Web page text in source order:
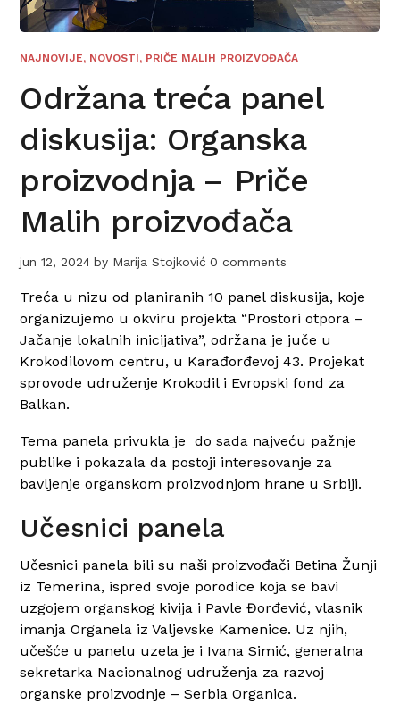
NAJNOVIJE, NOVOSTI, PRIČE MALIH PROIZVOĐAČA
Održana treća panel
diskusija: Organska
proizvodnja – Priče
Malih proizvođača
jun 12, 2024 by Marija Stojković 0 comments
Treća u nizu od planiranih 10 panel diskusija, koje
organizujemo u okviru projekta “Prostori otpora –
Jačanje lokalnih inicijativa”, održana je juče u
Krokodilovom centru, u Karađorđevoj 43. Projekat
sprovode udruženje Krokodil i Evropski fond za
Balkan.
Tema panela privukla je do sada najveću pažnje
publike i pokazala da postoji interesovanje za
bavljenje organskom proizvodnjom hrane u Srbiji.
Učesnici panela
Učesnici panela bili su naši proizvođači Betina Žunji
iz Temerina, ispred svoje porodice koja se bavi
uzgojem organskog kivija i Pavle Đorđević, vlasnik
imanja Organela iz Valjevske Kamenice. Uz njih,
učešće u panelu uzela je i Ivana Simić, generalna
sekretarka Nacionalnog udruženja za razvoj
organske proizvodnje – Serbia Organica.